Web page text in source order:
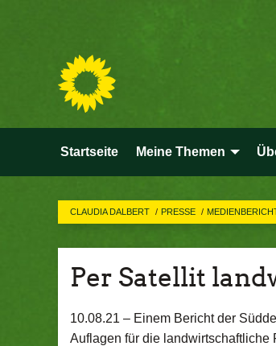
Startseite Meine Themen
CLAUDIA DALBERT PRESSE
Per Satellit
10.08.21 – Einem Bericht der
Auflagen für die landwirtschaftliche